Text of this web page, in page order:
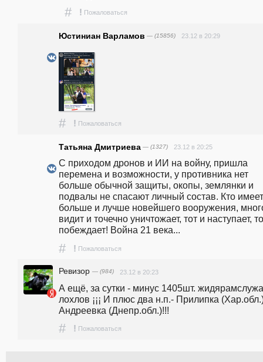
# ! Пожаловаться
Юстиниан Варламов — (15856) 23.12 в 20:29
# ! Пожаловаться
Татьяна Дмитриева — (1327) 23.12 в 20:25
С приходом дронов и ИИ на войну, пришла
перемена и возможности, у противника нет
больше обычной защиты, окопы, землянки и
подвалы не спасают личный состав. Кто имеет
больше и лучше новейшего вооружения,
видит и точечно уничтожает, тот и наступает,
побеждает! Война 21 века...
# ! Пожаловаться
Ревизор — (984) 23.12 в 20:23
А ещё, за сутки - минус 1405шт.
лохлов ¡¡¡ И плюс два н.п.- Прилипка
Андреевка (Днепр.обл.)!!!
# ! Пожаловаться